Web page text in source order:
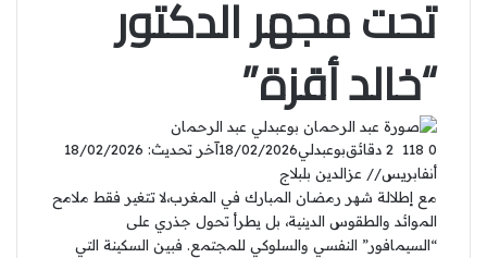
تحت مجهر الدكتور
“خالد أقزة”
عبد الرحمان
بوعبدلي18/02/2026آخر تحديث: 18/02/2026 0
أنفابريس// عزالدين بلبلاج
​مع إطلالة شهر رمضان المبارك في المغرب،لا تتغير فقط ملامح
الموائد والطقوس الدينية، بل يطرأ تحول جذري على
“السيمافور” النفسي والسلوكي للمجتمع. فبين السكينة التي